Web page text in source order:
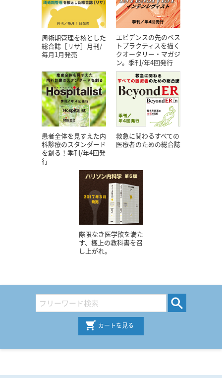
周術期管理を核とした
総合誌［リサ］月刊/
毎月1月発売
エビデンスの先のベス
トプラクティスを描く
クオータリー・マガジ
ン。季刊/年4回発行
患者全体を見すえた内
科診療のスタンダード
を創る！季刊/年4回発
行
救急に関わるすべての
医療者のための総合誌
際限なき医学欲を満た
す、極上の教科書を召
し上がれ。
カートを見る